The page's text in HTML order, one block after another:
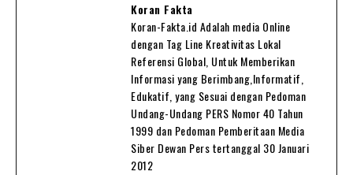
Koran Fakta
Koran-Fakta.id Adalah media Online
dengan Tag Line Kreativitas Lokal
Referensi Global, Untuk Memberikan
Informasi yang Berimbang,Informatif,
Edukatif, yang Sesuai dengan Pedoman
Undang-Undang PERS Nomor 40 Tahun
1999 dan Pedoman Pemberitaan Media
Siber Dewan Pers tertanggal 30 Januari
2012